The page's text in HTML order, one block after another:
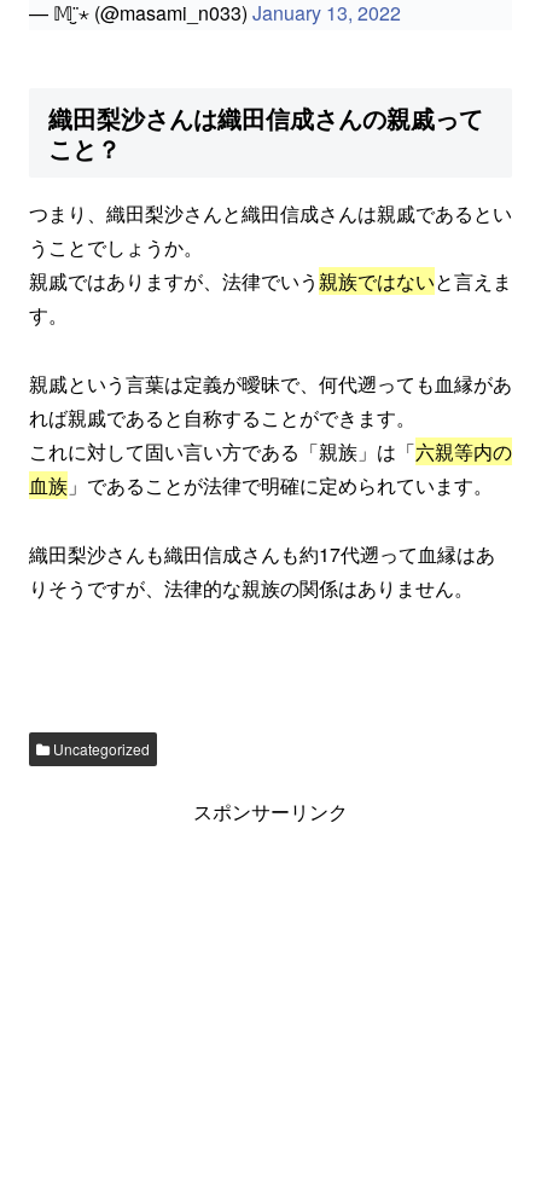
— 𝕄¨̮⋆ (@masami_n033) January 13, 2022
織田梨沙さんは織田信成さんの親戚って
こと？
つまり、織田梨沙さんと織田信成さんは親戚であるとい
うことでしょうか。
親戚ではありますが、法律でいう親族ではないと言えま
す。
親戚という言葉は定義が曖昧で、何代遡っても血縁があ
れば親戚であると自称することができます。
これに対して固い言い方である「親族」は「六親等内の
血族 」であることが法律で明確に定められています。
織田梨沙さんも織田信成さんも約17代遡って血縁はあ
りそうですが、法律的な親族の関係はありません。
Uncategorized
スポンサーリンク